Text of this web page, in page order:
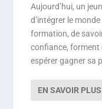
Aujourd’hui, un
d’intégrer le
formation, de
confiance, forment
espérer gagner sa
EN SAVOIR PLUS